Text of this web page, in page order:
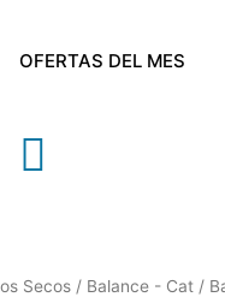
OFERTAS DEL MES
Secos / Balance - Cat /